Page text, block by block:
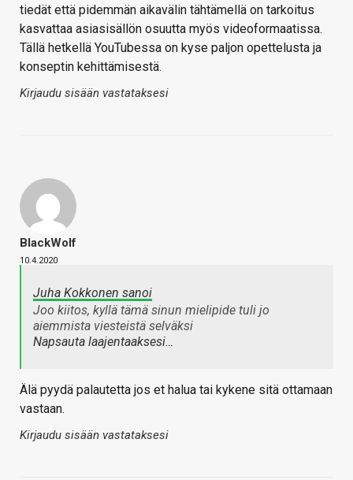
tiedät että pidemmän aikavälin tähtämellä on tarkoitus
kasvattaa asiasisällön osuutta myös videoformaatissa.
Tällä hetkellä YouTubessa on kyse paljon opettelusta ja
konseptin kehittämisestä.
Kirjaudu sisään vastataksesi
BlackWolf
10.4.2020
Juha Kokkonen sanoi
Joo kiitos, kyllä tämä sinun mielipide tuli jo
aiemmista viesteistä selväksi
Napsauta laajentaaksesi…
Älä pyydä palautetta jos et halua tai kykene sitä ottamaan
vastaan.
Kirjaudu sisään vastataksesi